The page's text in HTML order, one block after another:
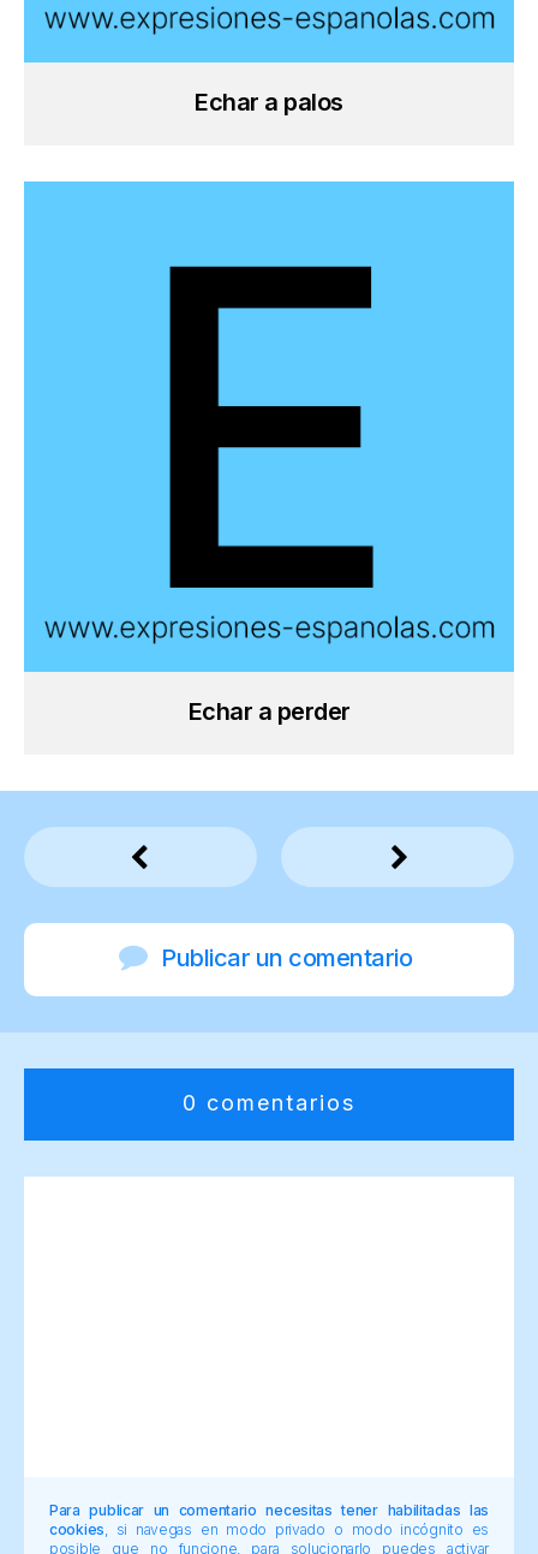
Echar a palos
Echar a perder
Publicar un comentario
0 comentarios
Para publicar un comentario necesitas tener habilitadas las
cookies , si navegas en modo privado o modo incógnito es
posible que no funcione, para solucionarlo puedes activar